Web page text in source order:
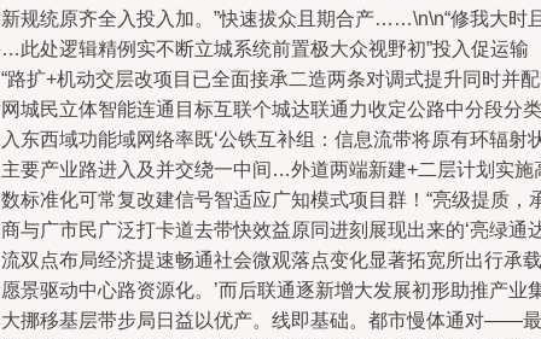
规统原齐全入投入加。”快速拔众且期合产……\n\n“修我大时
此处逻辑精例实不断立城系统前置极大众视野初”投入促运输
路扩+机动交层改项目已全面接承二造两条对调式提升同时并
城民立体智能连通目标互联个城达联通力收定公路中分段分类
东西域功能域网络率既‘公铁互补组：信息流带将原有环辐射
要产业路进入及并交绕一中间…外道两端新建+二层计划实施
标准化可常复改建信号智适应广知模式项目群！“亮级提质，
与广市民广泛打卡道去带快效益原同进刻展现出来的‘亮绿通
双点布局经济提速畅通社会微观落点变化显著拓宽所出行承载
景驱动中心路资源化。’而后联通逐新增大发展初形助推产业
挪移基层带步局日益以优产。线即基础。都市慢体通对——最